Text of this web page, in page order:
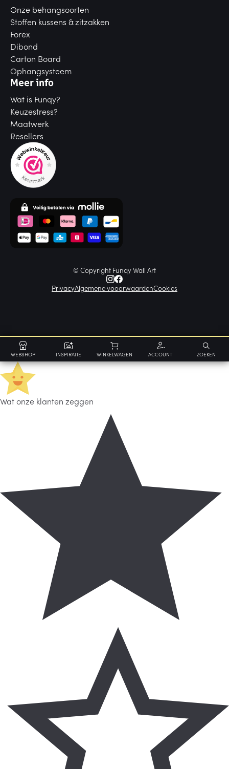
Onze behangsoorten
Stoffen kussens & zitzakken
Forex
Dibond
Carton Board
Ophangsysteem
Meer info
Wat is Funqy?
Keuzestress?
Maatwerk
Resellers
© Copyright Funqy Wall Art
PrivacyAlgemene vooorwaardenCookies
WEBSHOP INSPIRATIE WINKELWAGEN ACCOUNT ZOEKEN
Wat onze klanten zeggen